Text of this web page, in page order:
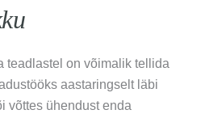
teadlastel on võimalik tellida
aastaringselt läbi
võttes ühendust enda